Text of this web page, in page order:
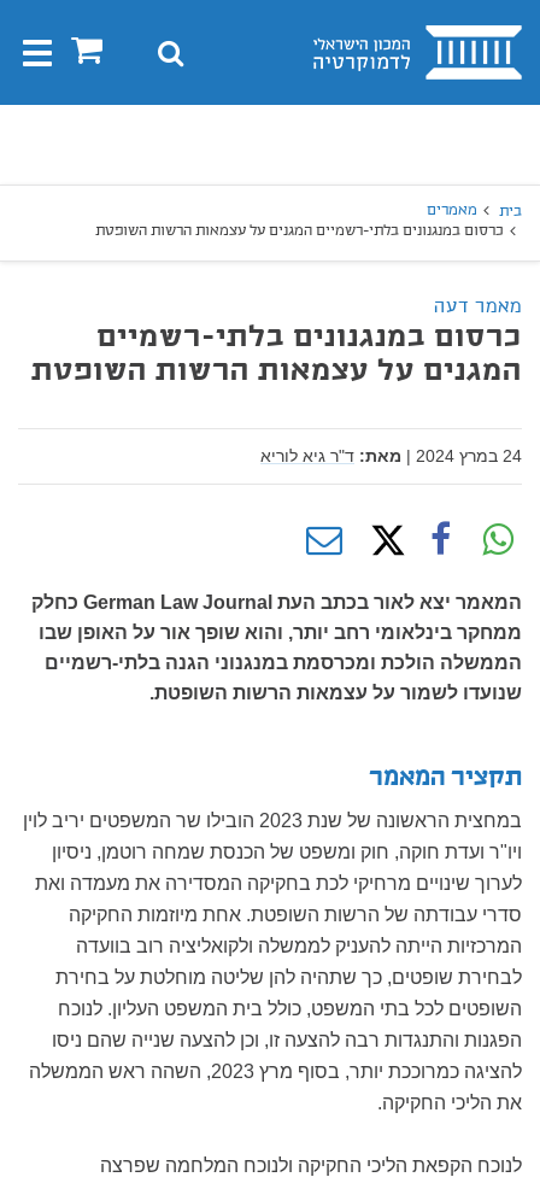
בית 0 חיפוש
בית
מאמרים
כרסום במנגנונים בלתי-רשמיים המגנים על עצמאות הרשות השופטת
מאמר דעה
כרסום במנגנונים בלתי-רשמיים
המגנים על עצמאות הרשות השופטת
24 במרץ 2024 | מאת: ד"ר גיא לוריא
המאמר יצא לאור בכתב העת German Law Journal כחלק
ממחקר בינלאומי רחב יותר, והוא שופך אור על האופן שבו
הממשלה הולכת ומכרסמת במנגנוני הגנה בלתי-רשמיים
שנועדו לשמור על עצמאות הרשות השופטת.
תקציר המאמר
במחצית הראשונה של שנת 2023 הובילו שר המשפטים יריב לוין
ויו"ר ועדת חוקה, חוק ומשפט של הכנסת שמחה רוטמן, ניסיון
לערוך שינויים מרחיקי לכת בחקיקה המסדירה את מעמדה ואת
סדרי עבודתה של הרשות השופטת. אחת מיוזמות החקיקה
המרכזיות הייתה להעניק לממשלה ולקואליציה רוב בוועדה
לבחירת שופטים, כך שתהיה להן שליטה מוחלטת על בחירת
השופטים לכל בתי המשפט, כולל בית המשפט העליון. לנוכח
הפגנות והתנגדות רבה להצעה זו, וכן להצעה שנייה שהם ניסו
להציגה כמרוככת יותר, בסוף מרץ 2023, השהה ראש הממשלה
את הליכי החקיקה.
לנוכח הקפאת הליכי החקיקה ולנוכח המלחמה שפרצה